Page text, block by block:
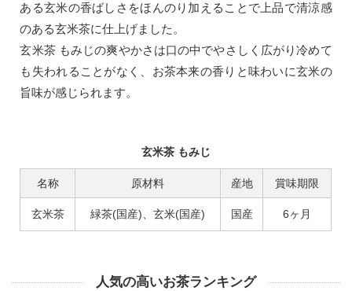
ある玄米の香ばしさをほんのり加えることで上品で清涼感
のある玄米茶に仕上げました。
玄米茶 もみじの爽やかさは口の中でやさしく広がり冷めて
も失われることがなく、お茶本来の香りと味わいに玄米の
旨味が感じられます。
玄米茶 もみじ
名称 原材料 産地 賞味期限
玄米茶 緑茶(国産)、玄米(国産) 国産 6ヶ月
人気の高いお茶ランキング